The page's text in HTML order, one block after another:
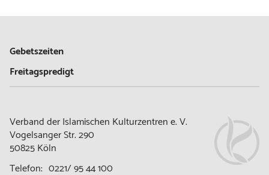
Gebetszeiten
Freitagspredigt
Verband der Islamischen Kulturzentren e. V.
Vogelsanger Str. 290
50825 Köln
Telefon: 0221/ 95 44 100